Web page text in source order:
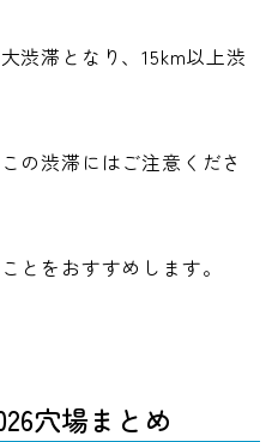
渋滞となり、15km以上渋
の渋滞にはご注意くださ
とをおすすめします。
穴場まとめ